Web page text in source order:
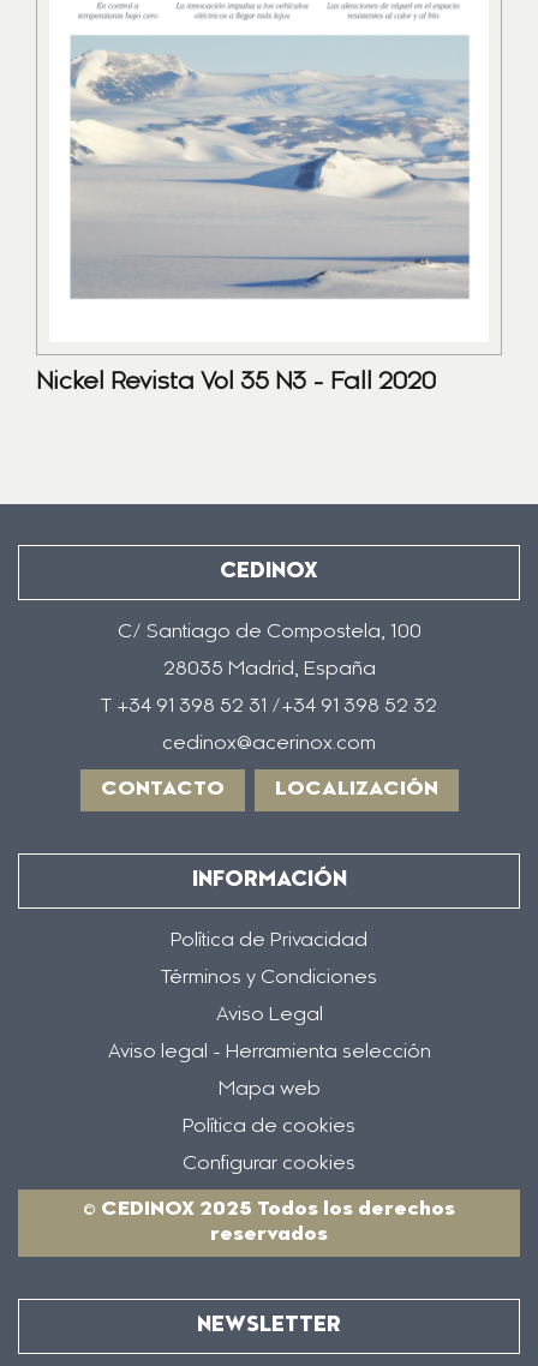
Nickel Revista Vol 35 N3 - Fall 2020
CEDINOX
C/ Santiago de Compostela, 100
28035 Madrid, España
T +34 91 398 52 31 /+34 91 398 52 32
cedinox@acerinox.com
CONTACTO LOCALIZACIÓN
INFORMACIÓN
Política de Privacidad
Términos y Condiciones
Aviso Legal
Aviso legal - Herramienta selección
Mapa web
Política de cookies
Configurar cookies
© CEDINOX 2025 Todos los derechos
reservados
NEWSLETTER